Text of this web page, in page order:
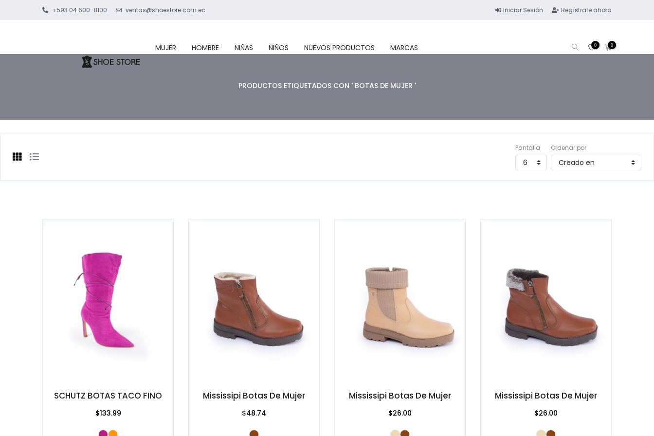
+593 04 600-8100 ventas@shoestore.com.ec Iniciar Sesión Regístrate ahora
MUJER HOMBRE NIÑAS NIÑOS NUEVOS PRODUCTOS MARCAS 0 0
PRODUCTOS ETIQUETADOS CON ' BOTAS DE MUJER '
Pantalla Ordenar por
SCHUTZ BOTAS TACO FINO
$133.99
Mississipi Botas De Mujer
$48.74
Mississipi Botas De Mujer
$26.00
Mississipi Botas De Mujer
$26.00